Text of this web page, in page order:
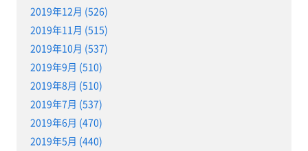
2019年12月 (526)
2019年11月 (515)
2019年10月 (537)
2019年9月 (510)
2019年8月 (510)
2019年7月 (537)
2019年6月 (470)
2019年5月 (440)